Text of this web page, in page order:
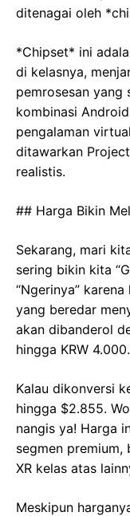
ditenagai oleh
*Chipset* ini
di kelasnya,
pemrosesan yang
kombinasi
pengalaman
ditawarkan
realistis.
## Harga Bikin
Sekarang, mari
sering bikin kita
“Ngerinya”
yang beredar
akan dibanderol
hingga KRW
Kalau dikonversi
hingga $2.855.
nangis ya! Harga
segmen premium,
XR kelas atas
Meskipun